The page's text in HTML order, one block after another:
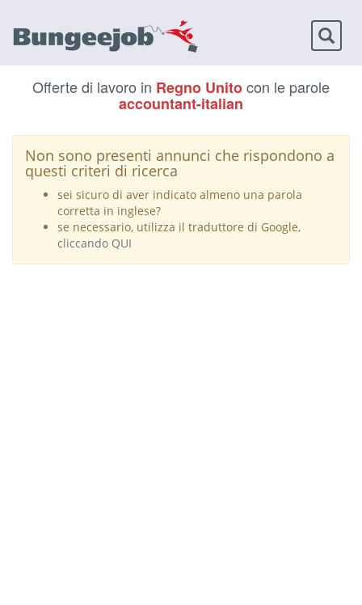
Offerte di lavoro in Regno Unitocon le parole
accountant-italian
Non sono presenti annunci che rispondono a
questi criteri di ricerca
sei sicuro di aver indicato almeno una parola
corretta in inglese?
se necessario, utilizza il traduttore di Google,
cliccando QUI